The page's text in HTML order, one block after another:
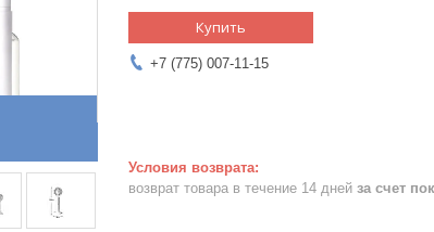
Купить
+7 (775) 007-11-15
возврат товара в течение 14 дней за счет